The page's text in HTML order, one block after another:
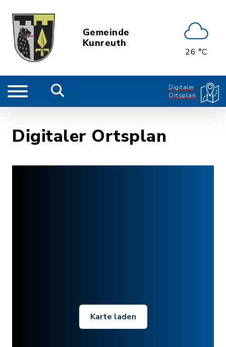
Gemeinde
Kunreuth
26 °C
Digitaler
Ortsplan
Digitaler Ortsplan
Karte laden